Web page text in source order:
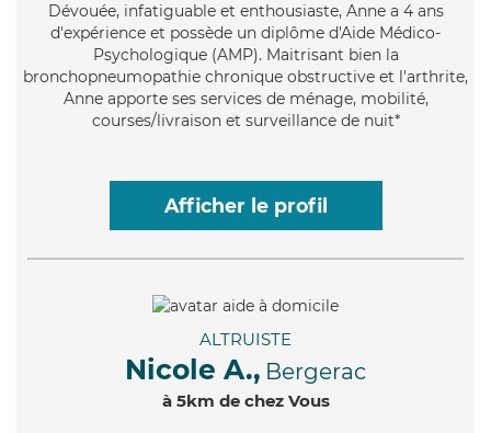
Dévouée, infatiguable et enthousiaste, Anne a 4 ans
d'expérience et possède un diplôme d'Aide Médico-
Psychologique (AMP). Maitrisant bien la
bronchopneumopathie chronique obstructive et l'arthrite,
Anne apporte ses services de ménage, mobilité,
courses/livraison et surveillance de nuit*
Afficher le profil
ALTRUISTE
Nicole A., Bergerac
à 5km de chez Vous